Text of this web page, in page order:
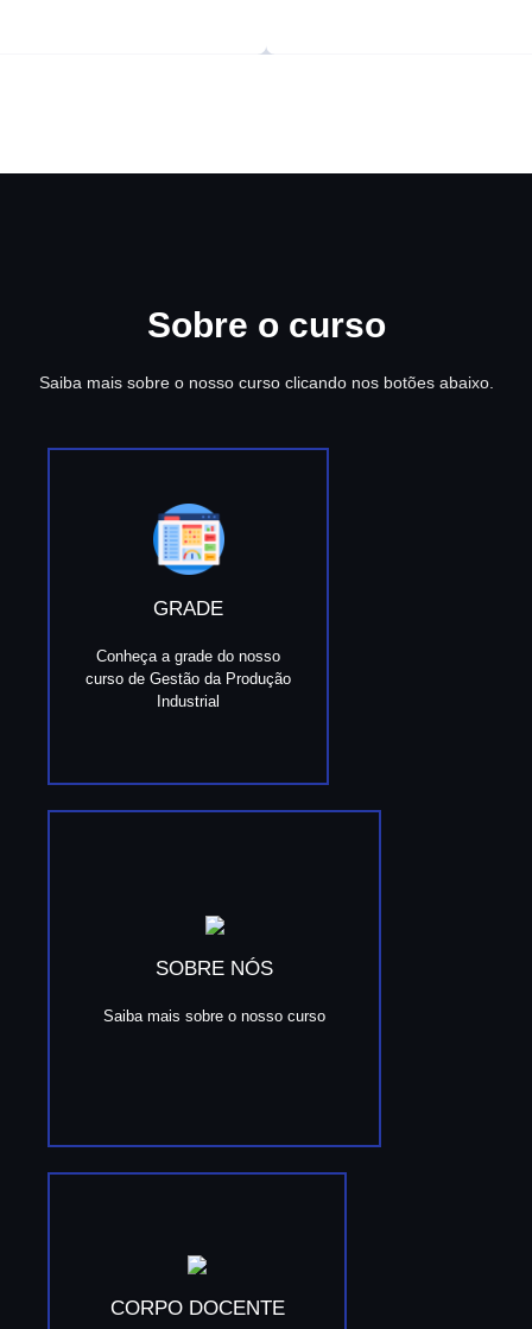
Sobre o curso
Saiba mais sobre o nosso curso clicando nos botões abaixo.
GRADE
Conheça a grade do nosso
curso de Gestão da Produção
Industrial
SOBRE NÓS
Saiba mais sobre o nosso curso
CORPO DOCENTE